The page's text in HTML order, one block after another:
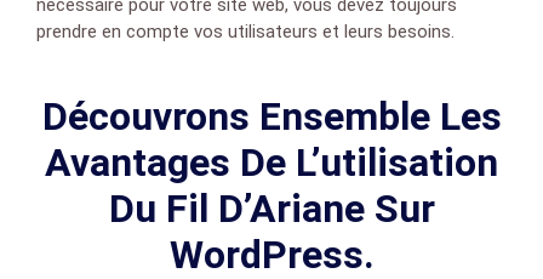
nécessaire pour votre site web, vous devez toujours
prendre en compte vos utilisateurs et leurs besoins.
Découvrons Ensemble Les
Avantages De L’utilisation
Du Fil D’Ariane Sur
WordPress.